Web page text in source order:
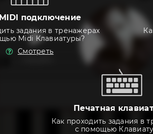
подключение
задания в тренажерах
Midi Клавиатуры?
Смотреть
Печатная
Как проходить задания в
с помощью